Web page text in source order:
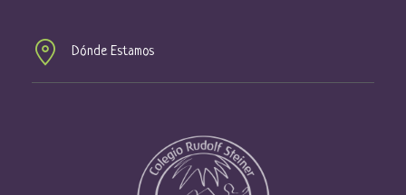
Dónde Estamos